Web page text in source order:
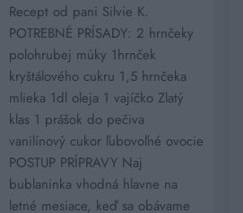
Recept od pani Silvie K.
POTREBNÉ PRÍSADY: 2 hrnčeky
polohrubej múky 1hrnček
kryštálového cukru 1,5 hrnčeka
mlieka 1dl oleja 1 vajíčko Zlatý
klas 1 prášok do pečiva
vanilínový cukor ľubovoľné ovocie
POSTUP PRÍPRAVY Naj
bublaninka vhodná hlavne na
letné mesiace, keď sa obávame